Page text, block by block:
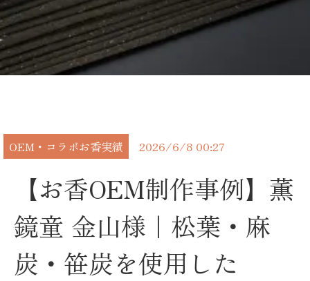
OEM・コラボお香実績 2026/6/8 00:27
【お香OEM制作事例】薫
鏡童 金山様｜松葉・麻
炭・笹炭を使用した